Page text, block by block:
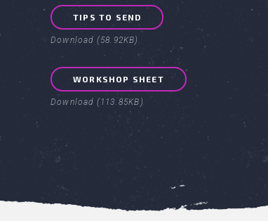
TIPS TO SEND
Download (58.92KB)
WORKSHOP SHEET
Download (113.85KB)